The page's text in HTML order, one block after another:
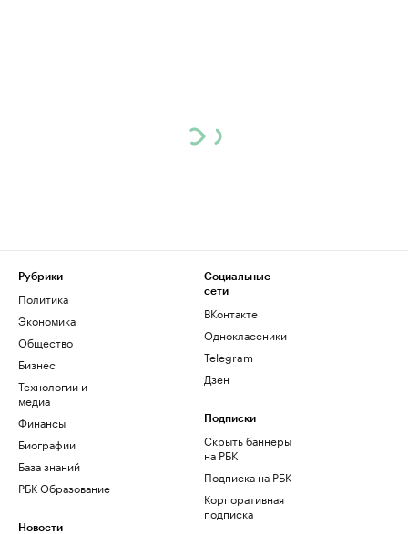
Рубрики
Политика
Экономика
Общество
Бизнес
Технологии и
медиа
Финансы
Биографии
База знаний
РБК Образование
Новости
Социальные
сети
ВКонтакте
Одноклассники
Telegram
Дзен
Подписки
Скрыть баннеры
на РБК
Подписка на РБК
Корпоративная
подписка